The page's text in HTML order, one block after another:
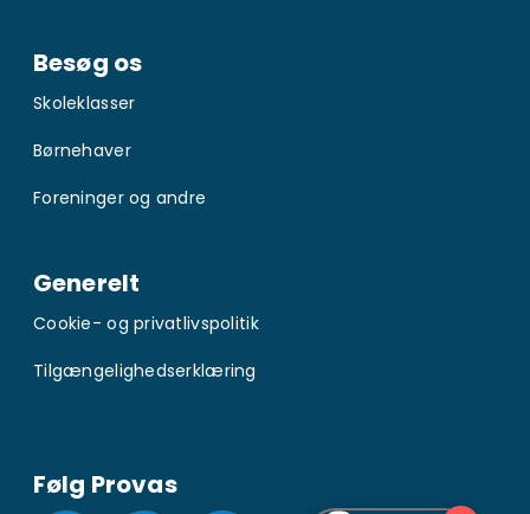
Besøg os
Skoleklasser
Børnehaver
Foreninger og andre
Generelt
Cookie- og privatlivspolitik
Tilgængelighedserklæring
Følg Provas